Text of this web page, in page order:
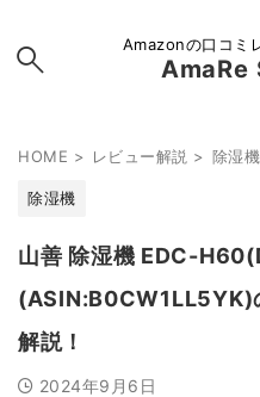
Amazonの口コミ
AmaRe
HOME > レビュー解説 > 除湿機
除湿機
山善 除湿機 EDC-
(ASIN:B0CW1LL5YK)
解説！
2024年9月6日